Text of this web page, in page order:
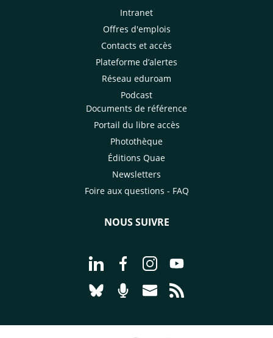
Intranet
Offres d'emplois
Contacts et accès
Plateforme d’alertes
Réseau eduroam
Podcast
Documents de référence
Portail du libre accès
Photothèque
Éditions Quae
Newsletters
Foire aux questions - FAQ
NOUS SUIVRE
Aller à la page Nous suivre sur
Aller à la page Nous suivre sur
Aller à la page Nous
Aller à la page
Aller à la page Nous suivre sur
Aller à la page Nourrir le
Aller à la page Nous